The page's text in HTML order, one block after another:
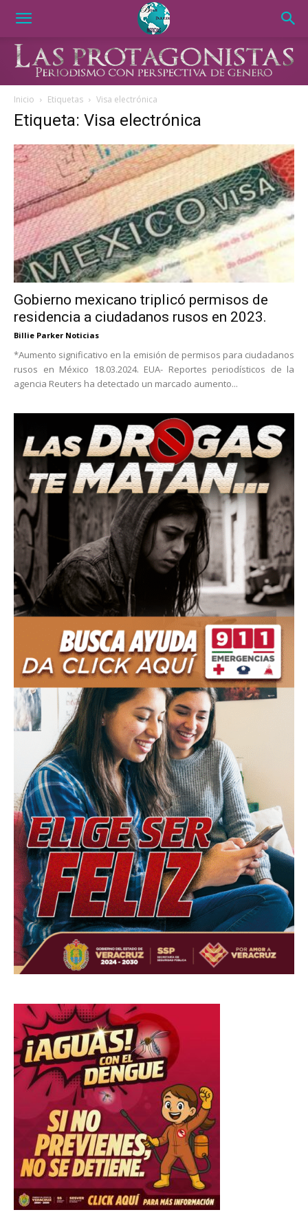
Inicio Etiquetas Visa electrónica
Etiqueta: Visa electrónica
Gobierno mexicano triplicó permisos de
residencia a ciudadanos rusos en 2023.
Billie Parker Noticias
*Aumento significativo en la emisión de permisos para ciudadanos
rusos en México 18.03.2024. EUA- Reportes periodísticos de la
agencia Reuters ha detectado un marcado aumento...